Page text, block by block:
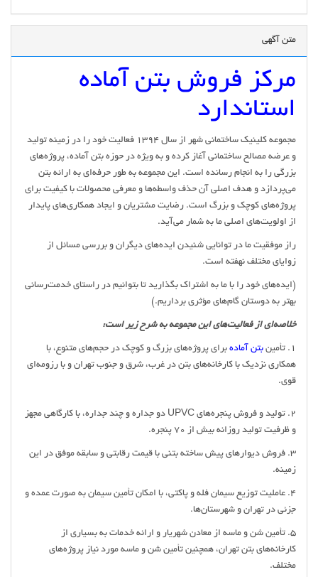
متن آگهی
مرکز فروش بتن آماده
استاندارد
مجموعه کلینیک ساختمانی شهر از سال 1394 فعالیت خود را در زمینه تولید
و عرضه مصالح ساختمانی آغاز کرده و به ویژه در حوزه بتن آماده، پروژه‌های
بزرگی را به انجام رسانده است. این مجموعه به طور حرفه‌ای به ارائه بتن
می‌پردازد و هدف اصلی آن حذف واسطه‌ها و معرفی محصولات با کیفیت برای
پروژه‌های کوچک و بزرگ است. رضایت مشتریان و ایجاد همکاری‌های پایدار
از اولویت‌های اصلی ما به شمار می‌آید.
راز موفقیت ما در توانایی شنیدن ایده‌های دیگران و بررسی مسائل از
زوایای مختلف نهفته است.
(ایده‌های خود را با ما به اشتراک بگذارید تا بتوانیم در راستای خدمت‌رسانی
بهتر به دوستان گام‌های مؤثری برداریم.)
خلاصه‌ای از فعالیت‌های این مجموعه به شرح زیر است:
1. تأمین بتن آماده برای پروژه‌های بزرگ و کوچک در حجم‌های متنوع، با
همکاری نزدیک با کارخانه‌های بتن در غرب، شرق و جنوب تهران و با رزومه‌ای
قوی.
2. تولید و فروش پنجره‌های UPVC دو جداره و چند جداره، با کارگاهی مجهز
و ظرفیت تولید روزانه بیش از 70 پنجره.
3. فروش دیوارهای پیش ساخته بتنی با قیمت رقابتی و سابقه موفق در این
زمینه.
4. عاملیت توزیع سیمان فله و پاکتی، با امکان تأمین سیمان به صورت عمده و
جزئی در تهران و شهرستان‌ها.
5. تأمین شن و ماسه از معادن شهریار و ارائه خدمات به بسیاری از
کارخانه‌های بتن تهران، همچنین تأمین شن و ماسه مورد نیاز پروژه‌های
مختلف.